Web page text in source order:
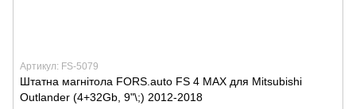
Артикул: FS-5079
Штатна магнітола FORS.auto FS 4 MAX для Mitsubishi
Outlander (4+32Gb, 9"\;) 2012-2018